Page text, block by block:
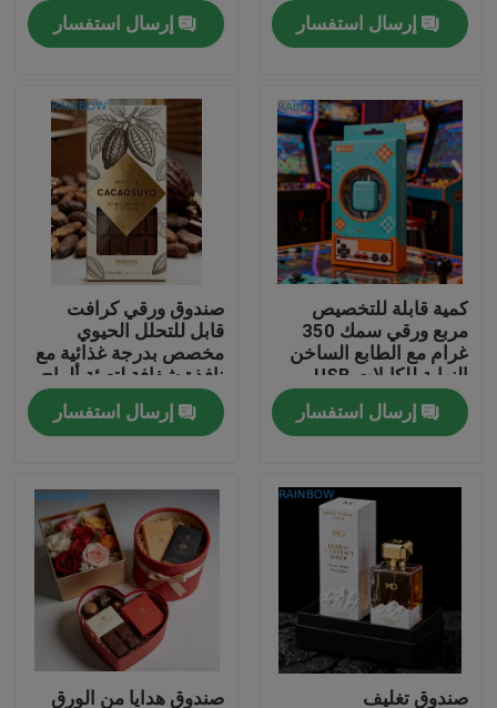
المنتجات
حولنا
اتصل بنا
أخبار
القضايا
اطلب اقتباس
الحقائب البلاستيكية التعبئة والتغليف
تغليف كيس الوجبات الخفيفة
صنبور الحقيبة التعبئة والتغليف
إرسال استفسار
إرسال استفسار
كمية قابلة للتخصيص
مربع ورقي سمك 350
غرام مع الطابع الساخن
النهاية للكابلات USB
التعبئة
إرسال استفسار
صندوق ورقي كرافت
قابل للتحلل الحيوي
مخصص بدرجة غذائية مع
نافذة شفافة لتعبئة ألواح
الشوكولاتة
إرسال استفسار
صندوق تغليف صندوق هدايا من الورق